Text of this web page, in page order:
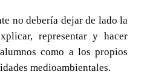
no debería dejar de lado la
representar y hacer
como a los propios
medioambientales.